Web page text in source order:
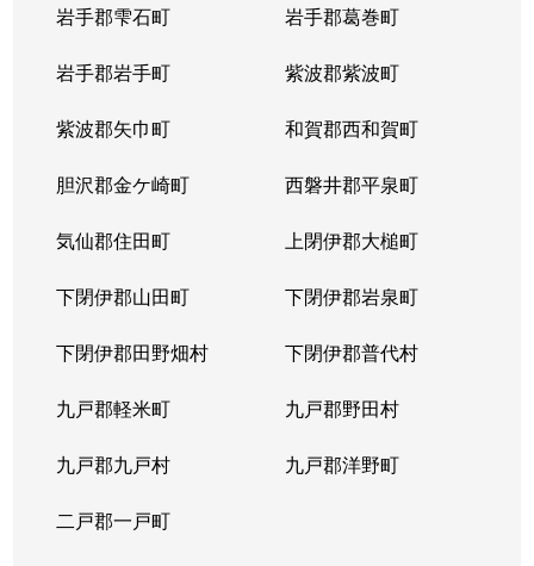
岩手郡雫石町 岩手郡葛巻町
岩手郡岩手町 紫波郡紫波町
紫波郡矢巾町 和賀郡西和賀町
胆沢郡金ケ崎町 西磐井郡平泉町
気仙郡住田町 上閉伊郡大槌町
下閉伊郡山田町 下閉伊郡岩泉町
下閉伊郡田野畑村 下閉伊郡普代村
九戸郡軽米町 九戸郡野田村
九戸郡九戸村 九戸郡洋野町
二戸郡一戸町